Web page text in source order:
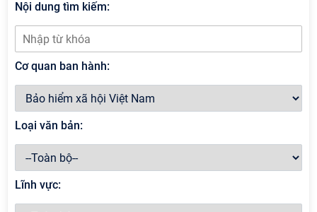
Nội dung tìm kiếm:
Cơ quan ban hành:
Loại văn bản:
Lĩnh vực: